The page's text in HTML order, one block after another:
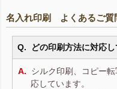
名入れ印刷 よくあるご質
どの印刷方法に対応
シルク印刷、コピー
応しています。